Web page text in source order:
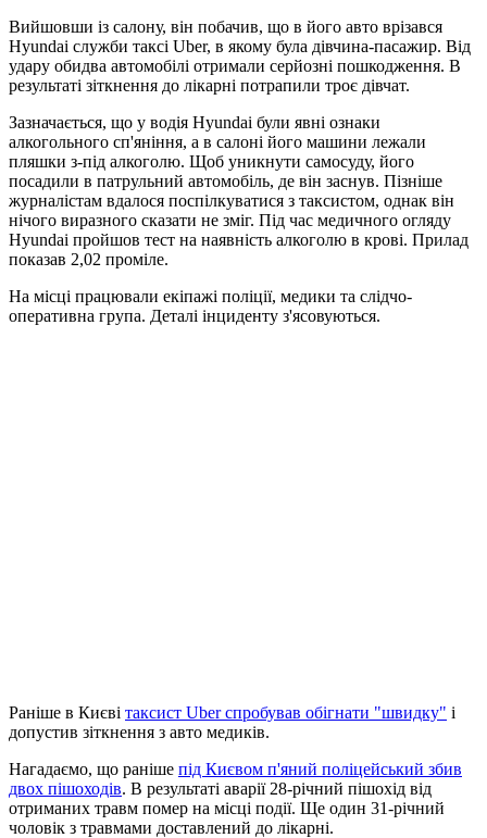
Вийшовши із салону, він побачив, що в його авто врізався
Hyundai служби таксі Uber, в якому була дівчина-пасажир. Від
удару обидва автомобілі отримали серйозні пошкодження. В
результаті зіткнення до лікарні потрапили троє дівчат.
Зазначається, що у водія Hyundai були явні ознаки
алкогольного сп'яніння, а в салоні його машини лежали
пляшки з-під алкоголю. Щоб уникнути самосуду, його
посадили в патрульний автомобіль, де він заснув. Пізніше
журналістам вдалося поспілкуватися з таксистом, однак він
нічого виразного сказати не зміг. Під час медичного огляду
Hyundai пройшов тест на наявність алкоголю в крові. Прилад
показав 2,02 проміле.
На місці працювали екіпажі поліції, медики та слідчо-
оперативна група. Деталі інциденту з'ясовуються.
Раніше в Києві таксист Uber спробував обігнати "швидку" і
допустив зіткнення з авто медиків.
Нагадаємо, що раніше під Києвом п'яний поліцейський збив
двох пішоходів. В результаті аварії 28-річний пішохід від
отриманих травм помер на місці події. Ще один 31-річний
чоловік з травмами доставлений до лікарні.